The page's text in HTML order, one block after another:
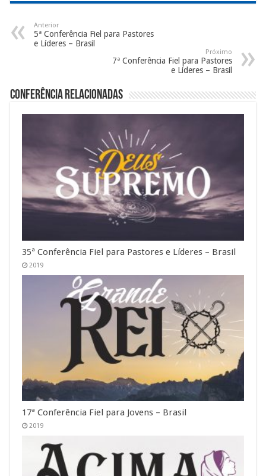
Anterior
5ª Conferência Fiel para Pastores
e Líderes – Brasil
Próximo
7ª Conferência Fiel para Pastores
e Líderes – Brasil
Conferência Relacionadas
35ª Conferência Fiel para Pastores e Líderes – Brasil
2019
17ª Conferência Fiel para Jovens – Brasil
2019